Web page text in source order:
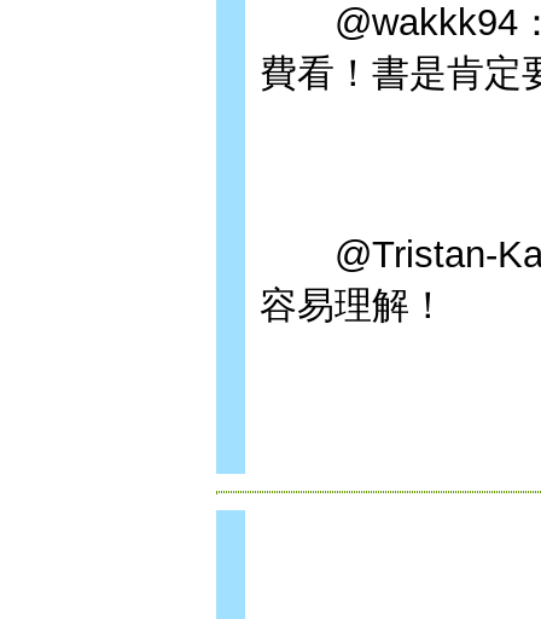
@wakkk94：
費看！書是肯定
@Tristan-
容易理解！